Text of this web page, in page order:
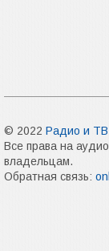
© 2022 Радио и ТВ
Все права на
владельцам.
Обратная связь: